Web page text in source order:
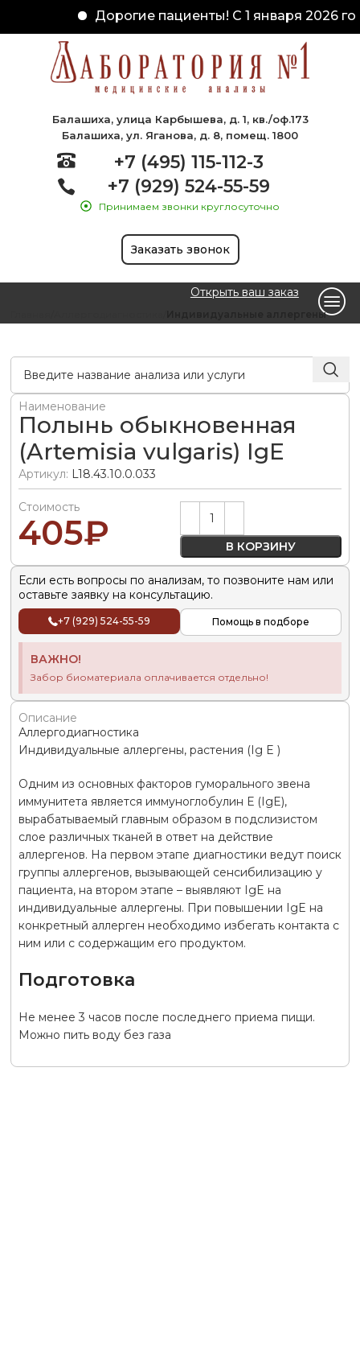
Дорогие пациенты! С 1 января 2026
Балашиха, улица Карбышева, д. 1, кв./оф.173
Балашиха, ул. Яганова, д. 8, помещ. 1800
+7 (495) 115-112-3
+7 (929) 524-55-59
Принимаем звонки круглосуточно
Заказать звонок
Открыть ваш заказ
Индивидуальные аллергены
Наименование
Полынь обыкновенная
(Artemisia vulgaris) IgE
Артикул: L18.43.10.0.033
Стоимость
405₽ В КОРЗИНУ
Alternative:
Если есть вопросы по анализам, то позвоните нам или
оставьте заявку на консультацию.
+7 (929) 524-55-59 Помощь в подборе
ВАЖНО!
Забор биоматериала оплачивается отдельно!
Описание
Аллергодиагностика
Индивидуальные аллергены, растения (Ig E )
Одним из основных факторов гуморального звена
иммунитета является иммуноглобулин Е (IgE),
вырабатываемый главным образом в подслизистом
слое различных тканей в ответ на действие
аллергенов. На первом этапе диагностики ведут поиск
группы аллергенов, вызывающей сенсибилизацию у
пациента, на втором этапе – выявляют IgE на
индивидуальные аллергены. При повышении IgE на
конкретный аллерген необходимо избегать контакта с
ним или с содержащим его продуктом.
Подготовка
Не менее 3 часов после последнего приема пищи.
Можно пить воду без газа